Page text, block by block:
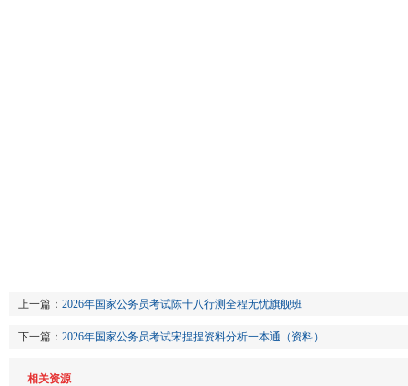
上一篇： 2026年国家公务员考试陈十八行测全程无忧旗舰班
下一篇： 2026年国家公务员考试宋捏捏资料分析一本通（资料）
相关资源